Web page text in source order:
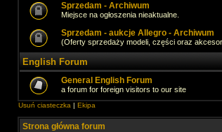
Sprzedam - Archiwum
Miejsce na ogłoszenia nieaktualne.
Sprzedam - aukcje Allegro - Archiwum
(Oferty sprzedaży modeli, części oraz
English Forum
General English Forum
a forum for foreign visitors to our site
Usuń ciasteczka | Ekipa
Strona główna forum